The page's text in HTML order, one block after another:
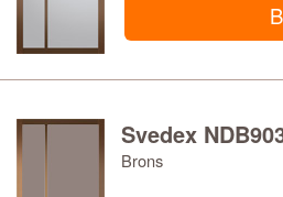
Svedex
Brons